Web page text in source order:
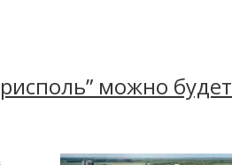
можно будет